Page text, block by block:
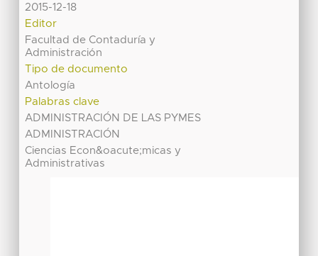
2015-12-18
Editor
Facultad de Contaduría y
Administración
Tipo de documento
Antología
Palabras clave
ADMINISTRACIÓN DE LAS PYMES
ADMINISTRACIÓN
Ciencias Econ&oacute;micas y
Administrativas